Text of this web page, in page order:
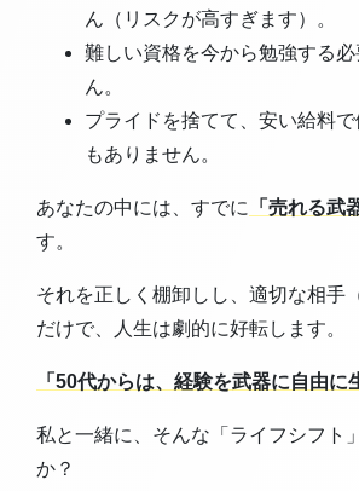
ん（リスクが高すぎます）。
難しい資格を今から勉強する
ん。
プライドを捨てて、安い給料
もありません。
あなたの中には、すでに 「売れる武
す。
それを正しく棚卸しし、適切な相手
だけで、人生は劇的に好転します。
「50代からは、経験を武器に自由に
私と一緒に、そんな「ライフシフト
か？